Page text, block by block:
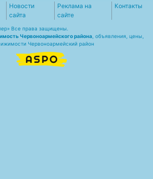
Новости
сайта
Реклама на
сайте
Контакты
Все права защищены.
Червоноармейского района , объявления, цены,
Червоноармейский район